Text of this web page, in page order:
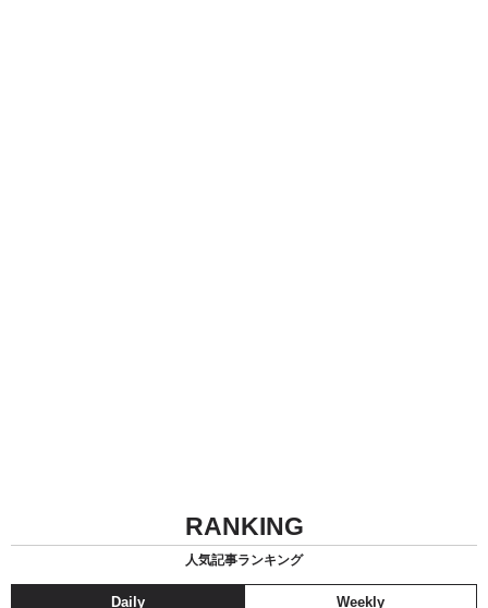
RANKING
人気記事ランキング
Daily Weekly